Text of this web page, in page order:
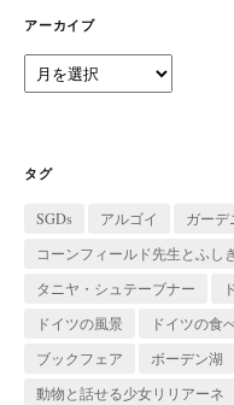
ー
アーカイブ
ー
ブ
タグ
SGDs アルゴイ ガーデ
コーンフィールド先生とふし
タニヤ・シュテーブナー
ドイツの風景
ドイツの食
ブックフェア
ボーデン湖
動物と話せる少女リリアーネ